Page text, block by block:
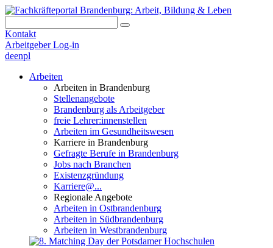
Kontakt
Arbeitgeber Log-in
deenpl
Arbeiten
Arbeiten in Brandenburg
Stellenangebote
Brandenburg als Arbeitgeber
freie Lehrer:innenstellen
Arbeiten im Gesundheitswesen
Karriere in Brandenburg
Gefragte Berufe in Brandenburg
Jobs nach Branchen
Existenzgründung
Karriere@...
Regionale Angebote
Arbeiten in Ostbrandenburg
Arbeiten in Südbrandenburg
Arbeiten in Westbrandenburg